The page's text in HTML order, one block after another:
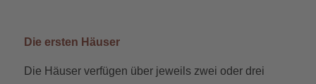
Die ersten Häuser
Die Häuser verfügen über jeweils zwei oder drei